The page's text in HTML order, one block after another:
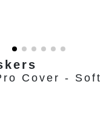
Cover - Soft